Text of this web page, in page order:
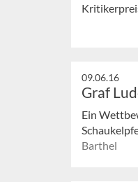
09.06.16
Graf
Ein
Barthel